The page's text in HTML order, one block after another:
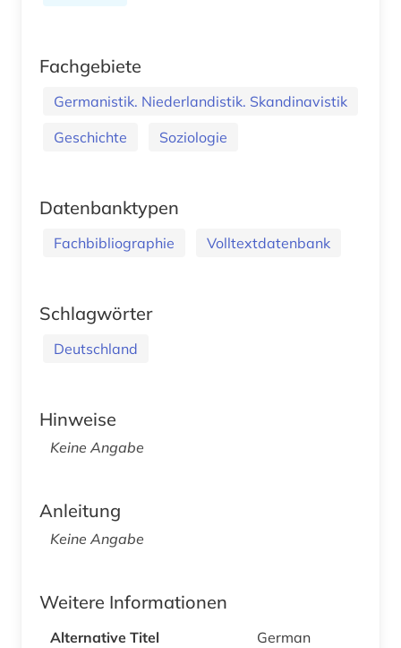
Fachgebiete
Germanistik. Niederlandistik. Skandinavistik
Geschichte
Soziologie
Datenbanktypen
Fachbibliographie Volltextdatenbank
Schlagwörter
Deutschland
Hinweise
Keine Angabe
Anleitung
Keine Angabe
Weitere Informationen
Alternative Titel
German